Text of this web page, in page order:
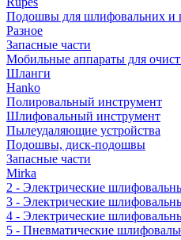
Подошвы для шлифовальних и
Разное
Запасные части
Мобильные аппараты для
Шланги
Hanko
Полировальный инструмент
Шлифовальный инструмент
Пылеудаляющие устройства
Подошвы, диск-подошвы
Запасные части
Mirka
2 - Электрические
3 - Электрические
4 - Электрические
5 - Пневматические